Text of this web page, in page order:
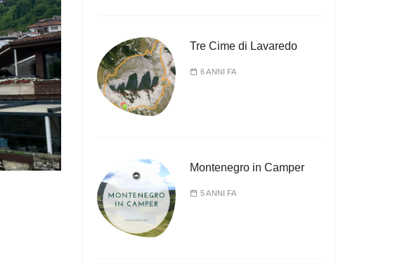
Tre Cime di Lavaredo
6 ANNI FA
Montenegro in Camper
5 ANNI FA